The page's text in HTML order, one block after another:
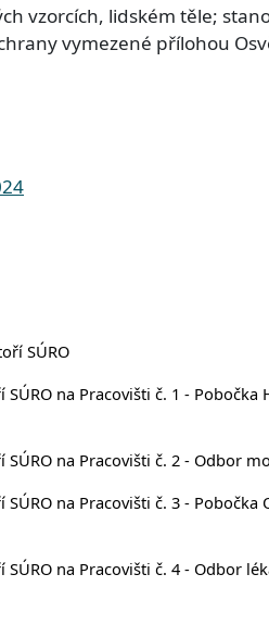
vzorcích, lidském těle;
vymezené přílohou
SÚRO
na Pracovišti č. 1 - Pobočka
na Pracovišti č. 2 - Odbor
na Pracovišti č. 3 - Pobočka
na Pracovišti č. 4 - Odbor